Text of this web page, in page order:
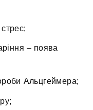
– поява
Альцгеймера;